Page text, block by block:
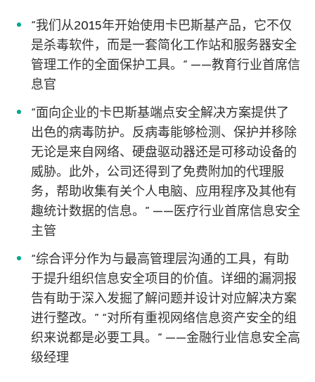
“我们从2015年开始使用卡巴斯基产品，它不仅
是杀毒软件，而是一套简化工作站和服务器安全
管理工作的全面保护工具。” ——教育行业首席信
息官
“面向企业的卡巴斯基端点安全解决方案提供了
出色的病毒防护。反病毒能够检测、保护并移除
无论是来自网络、硬盘驱动器还是可移动设备的
威胁。此外，公司还得到了免费附加的代理服
务，帮助收集有关个人电脑、应用程序及其他有
趣统计数据的信息。” ——医疗行业首席信息安全
主管
“综合评分作为与最高管理层沟通的工具，有助
于提升组织信息安全项目的价值。详细的漏洞报
告有助于深入发掘了解问题并设计对应解决方案
进行整改。” “对所有重视网络信息资产安全的组
织来说都是必要工具。” ——金融行业信息安全高
级经理